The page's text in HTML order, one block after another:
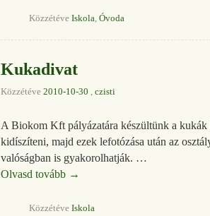
Közzétéve Iskola, Óvoda
Kukadivat
Közzétéve 2010-10-30 , czisti
A Biokom Kft pályázatára készültünk a
kidíszíteni, majd ezek lefotózása után az
valóságban is gyakorolhatják. …
Olvasd tovább →
Közzétéve Iskola